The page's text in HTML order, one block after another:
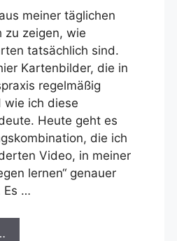
meiner täglichen
zu zeigen, wie
tatsächlich sind.
Kartenbilder, die in
regelmäßig
wie ich diese
Heute geht es
die ich
Video, in meiner
lernen“ genauer
Es …